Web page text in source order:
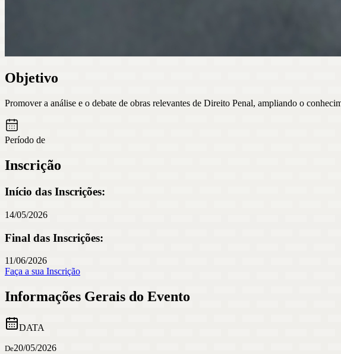
Objetivo
Promover a análise e o debate de obras relevantes de Direito Penal, ampliando o
Período de
Inscrição
Início das Inscrições:
14/05/2026
Final das Inscrições:
11/06/2026
Faça a sua Inscrição
Informações Gerais do Evento
DATA
De20/05/2026